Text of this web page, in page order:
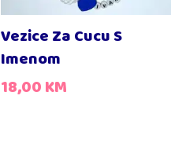
Vezice Za Cucu S
Imenom
18,00KM